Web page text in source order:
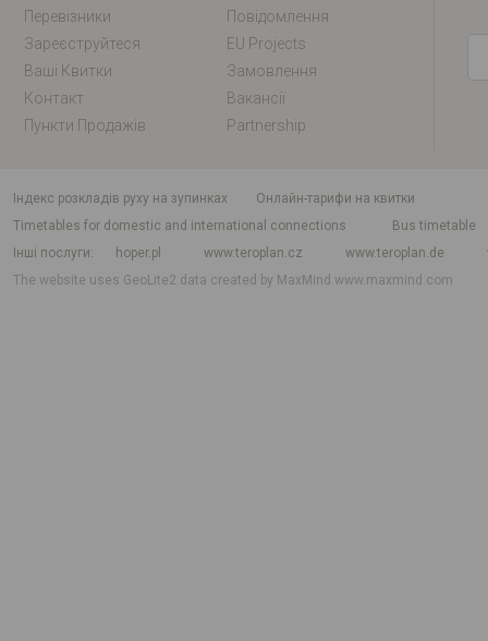
Перевізники
Повідомлення
Зареєструйтеся
EU Projects
Ваші Квитки
Замовлення
Контакт
Вакансії
Пункти Продажів
Partnership
індекс розкладів руху на зупинках
Онлайн-тарифи на квитки
Timetables for domestic and international connections
Bus timetable
Інші послуги
hoper.pl www.teroplan.cz www.teroplan.de
The website uses GeoLite2 data created by MaxMindwww.maxmind.com